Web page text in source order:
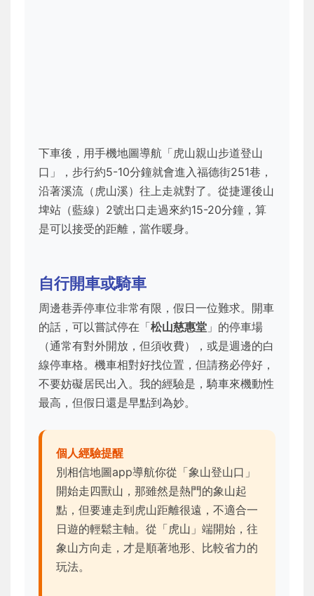
下車後，用手機地圖導航「虎山親山步道登山
口」，步行約5-10分鐘就會進入福德街251巷，
沿著溪流（虎山溪）往上走就對了。從捷運後山
埤站（藍線）2號出口走過來約15-20分鐘，算
是可以接受的距離，當作暖身。
自行開車或騎車
周邊巷弄停車位非常有限，假日一位難求。開車
的話，可以嘗試停在「松山慈惠堂 」的停車場
（通常有對外開放，但須收費），或是週邊的白
線停車格。機車相對好找位置，但請務必停好，
不要妨礙居民出入。我的經驗是，騎車來機動性
最高，但假日還是早點到為妙。
個人經驗提醒
別相信地圖app導航你從「象山登山口」
開始走四獸山，那雖然是熱門的象山起
點，但要連走到虎山距離很遠，不適合一
日遊的輕鬆主軸。從「虎山」端開始，往
象山方向走，才是順著地形、比較省力的
玩法。